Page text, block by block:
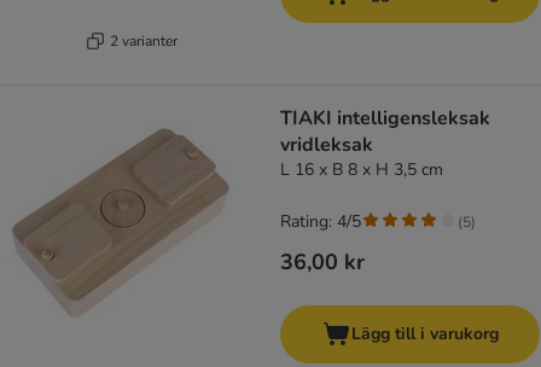
2 varianter
TIAKI intelligensleksak
vridleksak
L 16 x B 8 x H 3,5 cm
36,00 kr
Rating: 4/5 (5)
Lägg till i varukorg